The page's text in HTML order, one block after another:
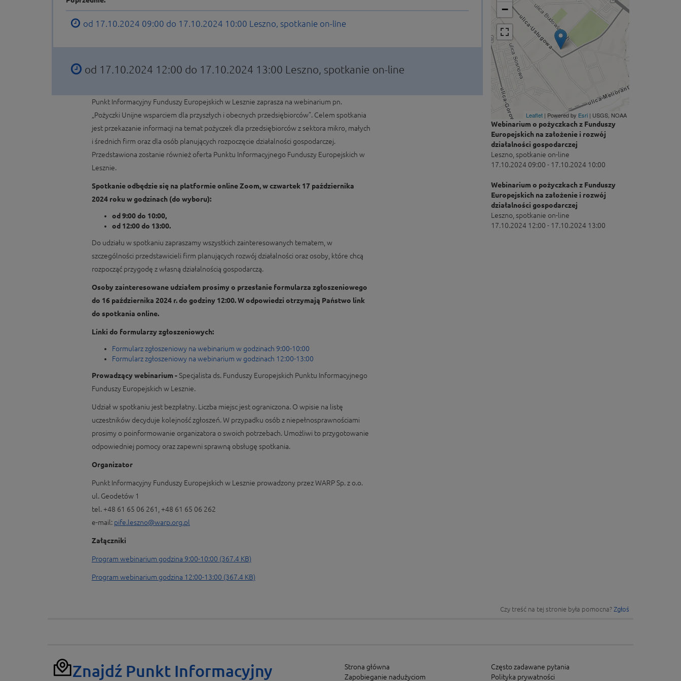
od 17.10.2024 09:00 do 17.10.2024 10:00 Leszno, spotkanie on-line
od 17.10.2024 12:00 do 17.10.2024 13:00 Leszno, spotkanie on-line
Punkt Informacyjny Funduszy Europejskich w Lesznie zaprasza na webinarium pn.
„Pożyczki Unijne wsparciem dla przyszłych i obecnych przedsiębiorców”. Celem spotkania
jest przekazanie informacji na temat pożyczek dla przedsiębiorców z sektora mikro, małych
i średnich firm oraz dla osób planujących rozpoczęcie działalności gospodarczej.
Przedstawiona zostanie również oferta Punktu Informacyjnego Funduszy Europejskich w
Lesznie.
Spotkanie odbędzie się na platformie online Zoom, w czwartek 17 października
2024 roku w godzinach (do wyboru):
od 9:00 do 10:00,
od 12:00 do 13:00.
Do udziału w spotkaniu zapraszamy wszystkich zainteresowanych tematem, w
szczególności przedstawicieli firm planujących rozwój działalności oraz osoby, które chcą
rozpocząć przygodę z własną działalnością gospodarczą.
Osoby zainteresowane udziałem prosimy o przesłanie formularza zgłoszeniowego
do 16 października 2024 r. do godziny 12:00. W odpowiedzi otrzymają Państwo link
do spotkania online.
Linki do formularzy zgłoszeniowych:
Formularz zgłoszeniowy na webinarium w godzinach 9:00-10:00
Formularz zgłoszeniowy na webinarium w godzinach 12:00-13:00
Prowadzący webinarium - Specjalista ds. Funduszy Europejskich Punktu Informacyjnego
Funduszy Europejskich w Lesznie.
Udział w spotkaniu jest bezpłatny. Liczba miejsc jest ograniczona. O wpisie na listę
uczestników decyduje kolejność zgłoszeń. W przypadku osób z niepełnosprawnościami
prosimy o poinformowanie organizatora o swoich potrzebach. Umożliwi to przygotowanie
odpowiedniej pomocy oraz zapewni sprawną obsługę spotkania.
Organizator
Punkt Informacyjny Funduszy Europejskich w Lesznie prowadzony przez WARP Sp. z o.o.
ul. Geodetów 1
tel. +48 61 65 06 261, +48 61 65 06 262
e-mail: pife.leszno@warp.org.pl
Załączniki
Program webinarium godzina 9:00-10:00 (367.4 KB)
Program webinarium godzina 12:00-13:00 (367.4 KB)
−
Leaflet | Powered by Esri | USGS, NOAA
Webinarium o pożyczkach z Funduszy
Europejskich na założenie i rozwój
działalności gospodarczej
Leszno, spotkanie on-line
17.10.2024 09:00 - 17.10.2024 10:00
Webinarium o pożyczkach z Funduszy
Europejskich na założenie i rozwój
działalności gospodarczej
Leszno, spotkanie on-line
17.10.2024 12:00 - 17.10.2024 13:00
Czy treść na tej stronie była pomocna? Zgłoś
Znajdź Punkt Informacyjny
Strona główna
Zapobieganie nadużyciom
Często zadawane pytania
Polityka prywatności